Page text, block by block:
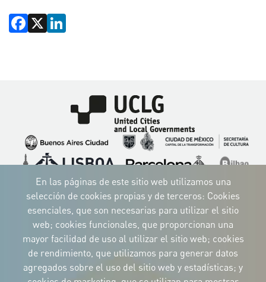
Facebook
X
Imagen
Imagen
Imagen
ImagenImagen Imagen
Imagen
ImagenImagenImagen
IDENTIDAD CORPORATIVA
Descargue
los logotipos
y el manual
En las páginas de este sitio web utilizamos una
selección de cookies propias y de terceros: Cookies
esenciales, que son necesarias para utilizar el sitio
web; cookies funcionales, que proporcionan una
mayor facilidad de uso al utilizar el sitio web; cookies
de rendimiento, que utilizamos para generar datos
agregados sobre el uso del sitio web y estadísticas; y